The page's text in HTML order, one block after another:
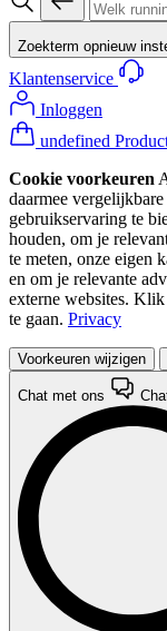
Zoekterm opnieuw
Klantenservice
Inloggen
undefined
Cookie voorkeuren
daarmee
gebruikservaring te
houden, om je
te meten, onze eigen
en om je relevante
externe websites.
te gaan. Privacy
Voorkeuren wijzigen
Chat met ons